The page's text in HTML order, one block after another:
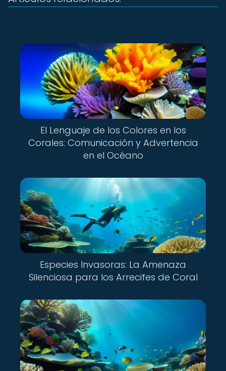
El Lenguaje de los Colores en los
Corales: Comunicación y Advertencia
en el Océano
Especies Invasoras: La Amenaza
Silenciosa para los Arrecifes de Coral